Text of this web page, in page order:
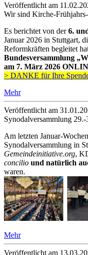
Veröffentlicht am
Wir sind Kirche-
Es berichtet von der6.
Januar 2026 in Stuttgart,
Reformkräften begleitet
Bundesversammlung
am 7. März 2026
> DANKE für Ihre
Mehr
Veröffentlicht am
Synodalversammlung
Am letzten Januar-
Synodalversammlung in
Gemeindeinitiative.org,
concilio und natürlich
waren.
Mehr
Veröffentlicht am